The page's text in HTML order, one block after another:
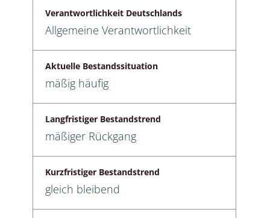
Verantwortlichkeit Deutschlands
Allgemeine Verantwortlichkeit
Aktuelle Bestandssituation
mäßig häufig
Langfristiger Bestandstrend
mäßiger Rückgang
Kurzfristiger Bestandstrend
gleich bleibend